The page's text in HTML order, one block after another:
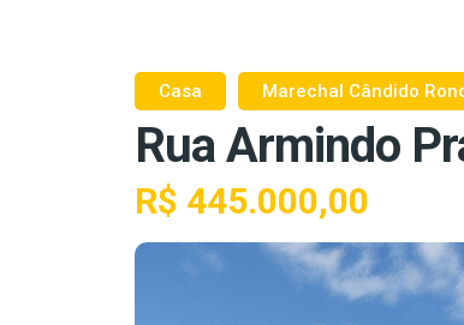
Casa Marechal Cândido
Rua Armindo
R$ 445.000,00